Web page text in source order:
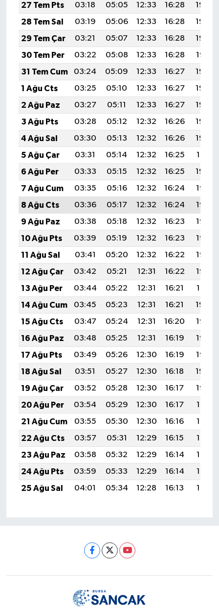
27 Tem Pts
03:18 05:05 12:33 16:28
19:50
28 Tem Sal
03:19 05:06 12:33 16:28
19:49
29 Tem Çar
03:21 05:07 12:33 16:28
19:48
30 Tem Per
03:22 05:08 12:33 16:28
19:47
31 Tem Cum
03:24 05:09 12:33 16:27
19:46
1 Ağu Cts
03:25 05:10 12:33 16:27
19:45
2 Ağu Paz
03:27 05:11 12:33 16:27
19:44
3 Ağu Pts
03:28 05:12 12:32 16:26
19:43
4 Ağu Sal
03:30 05:13 12:32 16:26
19:42
5 Ağu Çar
03:31 05:14 12:32 16:25
19:41
6 Ağu Per
03:33 05:15 12:32 16:25
19:40
7 Ağu Cum
03:35 05:16 12:32 16:24
19:38
8 Ağu Cts
03:36 05:17 12:32 16:24
19:37
9 Ağu Paz
03:38 05:18 12:32 16:23
19:36
10 Ağu Pts
03:39 05:19 12:32 16:23
19:35
11 Ağu Sal
03:41 05:20 12:32 16:22
19:33
12 Ağu Çar
03:42 05:21 12:31 16:22
19:32
13 Ağu Per
03:44 05:22 12:31 16:21
19:31
14 Ağu Cum
03:45 05:23 12:31 16:21
19:29
15 Ağu Cts
03:47 05:24 12:31 16:20
19:28
16 Ağu Paz
03:48 05:25 12:31 16:19
19:27
17 Ağu Pts
03:49 05:26 12:30 16:19
19:25
18 Ağu Sal
03:51 05:27 12:30 16:18
19:24
19 Ağu Çar
03:52 05:28 12:30 16:17
19:22
20 Ağu Per
03:54 05:29 12:30 16:17
19:21
21 Ağu Cum
03:55 05:30 12:30 16:16
19:19
22 Ağu Cts
03:57 05:31 12:29 16:15
19:18
23 Ağu Paz
03:58 05:32 12:29 16:14
19:16
24 Ağu Pts
03:59 05:33 12:29 16:14
19:15
25 Ağu Sal
04:01 05:34 12:28 16:13 19:13